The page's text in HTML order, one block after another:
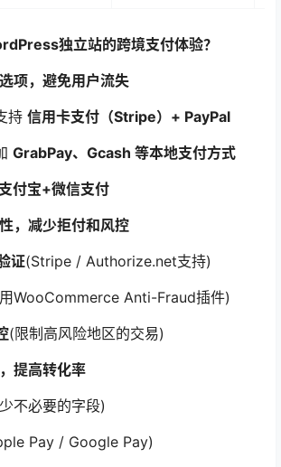
独立站的跨境支付体验？
项，避免用户流失
持 信用卡支付（Stripe）+ PayPal
GrabPay、Gcash 等本地支付方式
支付宝+微信支付
，减少拒付和风控
证(Stripe / Authorize.net支持)
WooCommerce Anti-Fraud插件)
(限制高风险地区的交易)
提高转化率
不必要的字段)
Pay / Google Pay)